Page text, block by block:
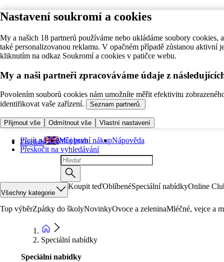
Nastavení soukromí a cookies
My a našich 18 partnerů používáme nebo ukládáme soubory
také personalizovanou reklamu. V opačném případě zůstanou
kliknutím na odkaz Soukromí a cookies v patičce webu.
My a naši partneři zpracováváme údaje z
Povolením souborů cookies nám umožníte měřit efektivitu
identifikovat vaše zařízení.
Seznam partnerů.
Přijmout vše Odmítnout vše Vlastní nastavení
Přejít na hlavní obsah
Přeskočit na vyhledávání
English Můj první nákupNápověda
Všechny kategorie
Koupit teďOblíbenéSpeciální nabídkyOnline
Top výběrZpátky do školyNovinkyOvoce a zeleninaMléčné, vejce a
Speciální nabídky
Speciální nabídky